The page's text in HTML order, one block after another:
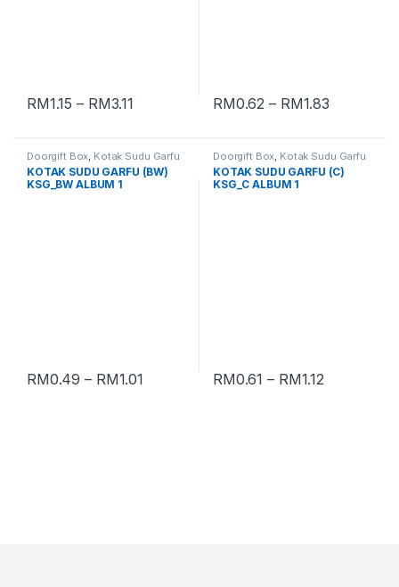
RM1.15 – RM3.11 RM0.62 – RM1.83
Doorgift Box Kotak Sudu Garfu
KOTAK SUDU GARFU (BW)
KSG_BW ALBUM 1
RM0.49 – RM1.01
Doorgift Box Kotak Sudu Garfu
KOTAK SUDU GARFU (C)
KSG_C ALBUM 1
RM0.61 – RM1.12